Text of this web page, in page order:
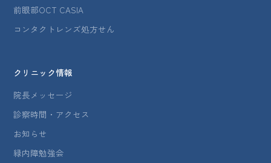
前眼部OCT CASIA
コンタクトレンズ処方せん
クリニック情報
院長メッセージ
診察時間・アクセス
お知らせ
緑内障勉強会